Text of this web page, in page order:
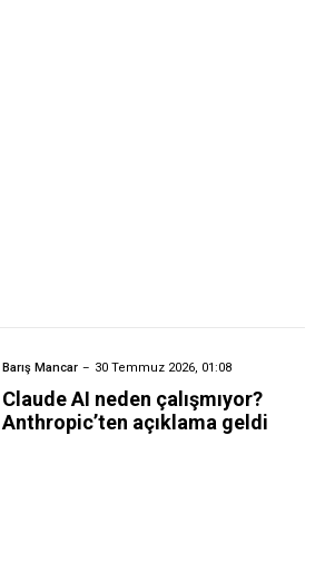
Barış Mancar 30 Temmuz 2026, 01:08
Claude AI neden çalışmıyor?
Anthropic’ten açıklama geldi